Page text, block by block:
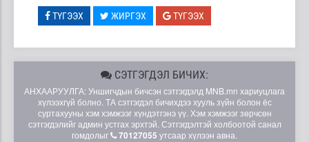
ТҮГЭЭХ ЖИРГЭХ ТҮГЭЭХ
СЭТГЭГДЭЛ БИЧИХ:
АНХААРУУЛГА: Уншигчдын бичсэн сэтгэгдэлд MNB.mn хариуцлага
хүлээхгүй болно. ТА сэтгэгдэл бичихдээ хууль зүйн болон ёс
суртахууны хэм хэмжээг хүндэтгэнэ үү. Хэм хэмжээг зөрчсөн
сэтгэгдэлийг админ устгах эрхтэй. Сэтгэгдэлтэй холбоотой санал
гомдолыг
70127055 утсаар хүлээн авна.